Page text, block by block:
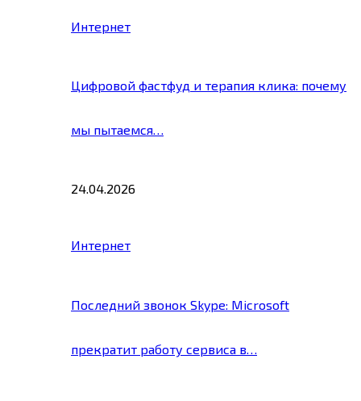
Интернет
Цифровой фастфуд и терапия клика: почему
мы пытаемся…
24.04.2026
Интернет
Последний звонок Skype: Microsoft
прекратит работу сервиса в…